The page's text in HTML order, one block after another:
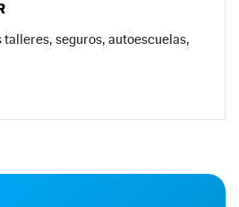
seguros, autoescuelas,